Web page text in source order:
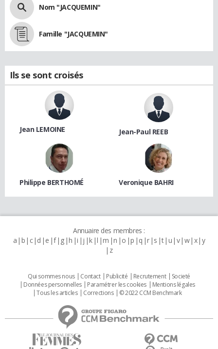
Nom "JACQUEMIN"
Famille "JACQUEMIN"
Ils se sont croisés
Jean LEMOINE Jean-Paul REEB
Philippe BERTHOMÉ Veronique BAHRI
Annuaire des membres :
a b c d e f g h i j k l m n o p q r s t u v w x y
z
Qui sommes nous Contact Publicité Recrutement
Societé
Données personnelles
Paramétrer les cookies
Mentions légales
Tous les articles
Corrections © 2022 CCM Benchmark